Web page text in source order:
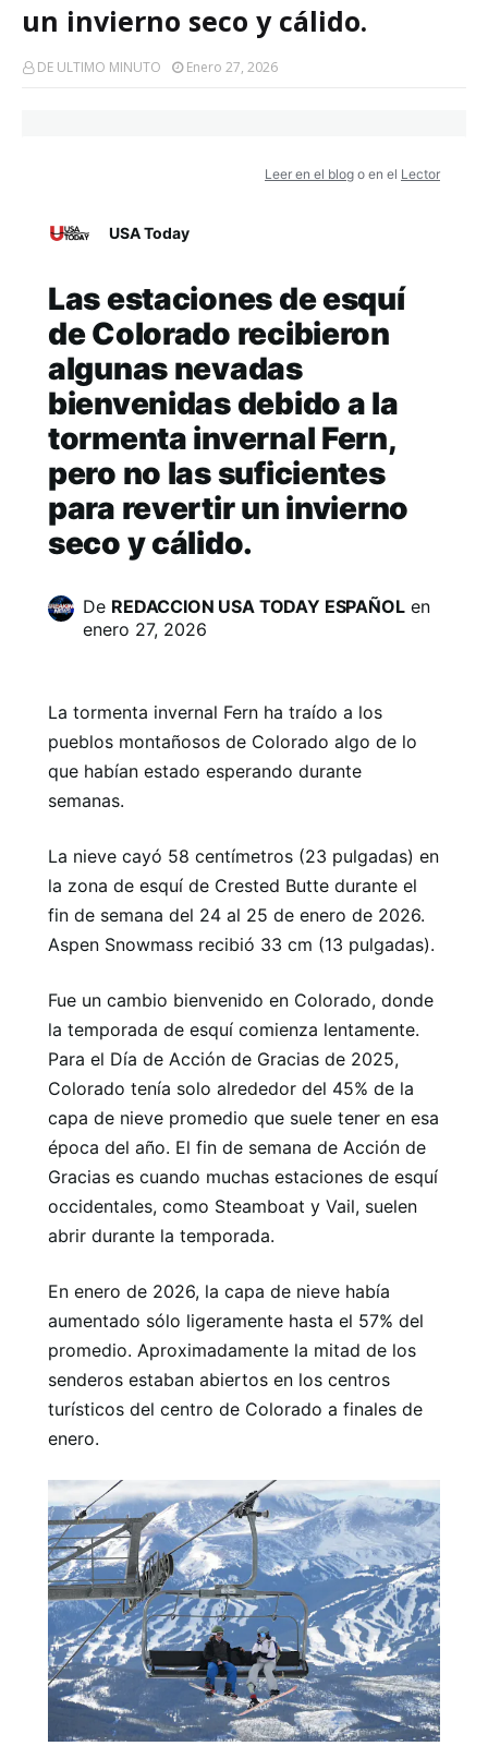
un invierno seco y cálido.
DE ULTIMO MINUTO Enero 27, 2026
Leer en el blog o en el Lector
USA Today
Las estaciones de esquí
de Colorado recibieron
algunas nevadas
bienvenidas debido a la
tormenta invernal Fern,
pero no las suficientes
para revertir un invierno
seco y cálido.
De REDACCION USA TODAY ESPAÑOLen
enero 27, 2026
La tormenta invernal Fern ha traído a los
pueblos montañosos de Colorado algo de lo
que habían estado esperando durante
semanas.
La nieve cayó 58 centímetros (23 pulgadas) en
la zona de esquí de Crested Butte durante el
fin de semana del 24 al 25 de enero de 2026.
Aspen Snowmass recibió 33 cm (13 pulgadas).
Fue un cambio bienvenido en Colorado, donde
la temporada de esquí comienza lentamente.
Para el Día de Acción de Gracias de 2025,
Colorado tenía solo alrededor del 45% de la
capa de nieve promedio que suele tener en esa
época del año. El fin de semana de Acción de
Gracias es cuando muchas estaciones de esquí
occidentales, como Steamboat y Vail, suelen
abrir durante la temporada.
En enero de 2026, la capa de nieve había
aumentado sólo ligeramente hasta el 57% del
promedio. Aproximadamente la mitad de los
senderos estaban abiertos en los centros
turísticos del centro de Colorado a finales de
enero.